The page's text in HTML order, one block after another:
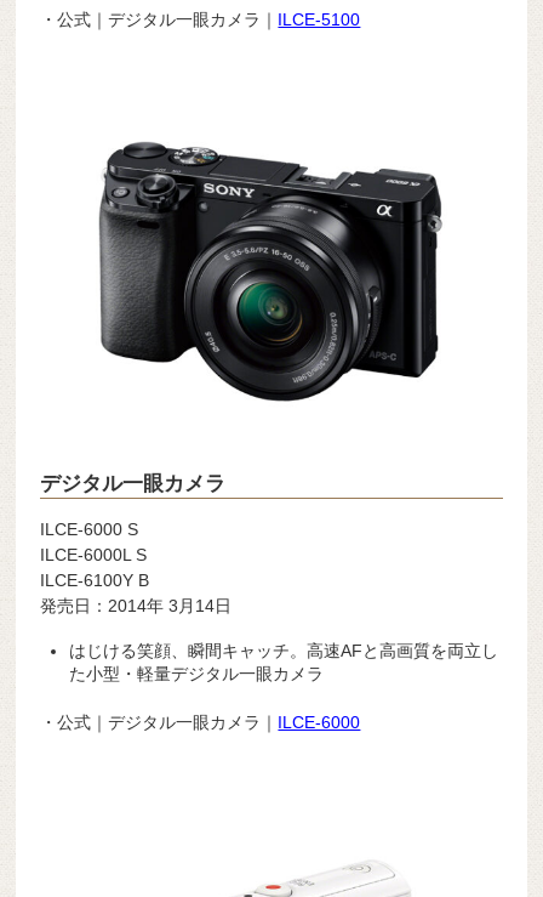
・公式｜デジタル一眼カメラ｜ ILCE-5100
デジタル一眼カメラ
ILCE-6000 S
ILCE-6000L S
ILCE-6100Y B
発売日：2014年 3月14日
はじける笑顔、瞬間キャッチ。高速AFと高画質を両立し
た小型・軽量デジタル一眼カメラ
・公式｜デジタル一眼カメラ｜ ILCE-6000